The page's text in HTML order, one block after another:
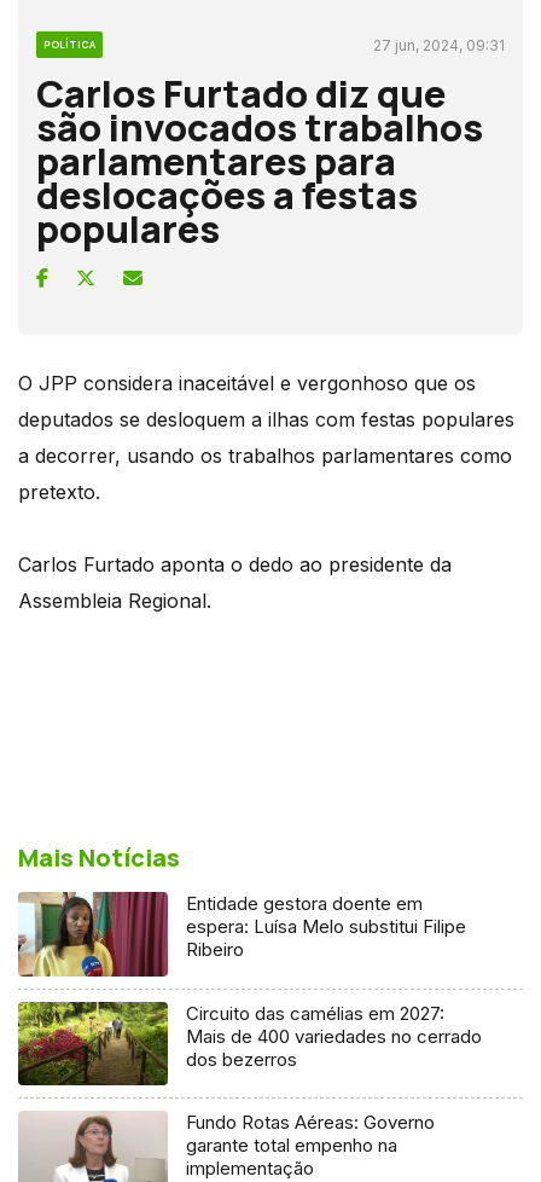
POLÍTICA 27 jun, 2024, 09:31
Carlos Furtado diz que
são invocados trabalhos
parlamentares para
deslocações a festas
populares
O JPP considera inaceitável e vergonhoso que os
deputados se desloquem a ilhas com festas populares
a decorrer, usando os trabalhos parlamentares como
pretexto.
Carlos Furtado aponta o dedo ao presidente da
Assembleia Regional.
Mais Notícias
Entidade gestora doente em
espera: Luísa Melo substitui Filipe
Ribeiro
Circuito das camélias em 2027:
Mais de 400 variedades no cerrado
dos bezerros
Fundo Rotas Aéreas: Governo
garante total empenho na
implementação